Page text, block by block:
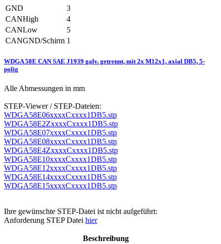
GND
3
CANHigh
4
CANLow
5
CANGND/Schirm 1
WDGA 58E CAN SAE J1939 galv. getrennt, mit 2x M12x1, axial DB5, 5-
polig
Alle Abmessungen in mm
STEP-Viewer / STEP-Dateien:
WDGA58E06xxxxCxxxx1DB5.stp
WDGA58E2ZxxxxCxxxx1DB5.stp
WDGA58E07xxxxCxxxx1DB5.stp
WDGA58E08xxxxCxxxx1DB5.stp
WDGA58E4ZxxxxCxxxx1DB5.stp
WDGA58E10xxxxCxxxx1DB5.stp
WDGA58E12xxxxCxxxx1DB5.stp
WDGA58E14xxxxCxxxx1DB5.stp
WDGA58E15xxxxCxxxx1DB5.stp
Ihre gewünschte STEP-Datei ist nicht aufgeführt:
Anforderung STEP Datei hier
Beschreibung